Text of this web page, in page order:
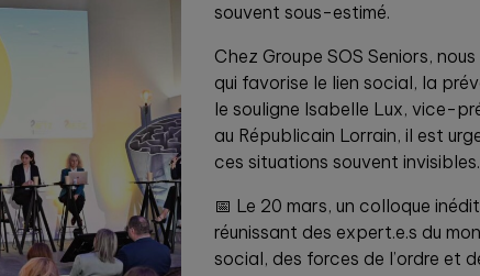
souvent sous-estimé.
Chez Groupe SOS Seniors,
qui favorise le lien social, la
le souligne Isabelle Lux, vice-
au Républicain Lorrain, il est
ces situations souvent invisibles.
📅 Le 20 mars, un colloque
réunissant des expert.e.s du
social, des forces de l’ordre et